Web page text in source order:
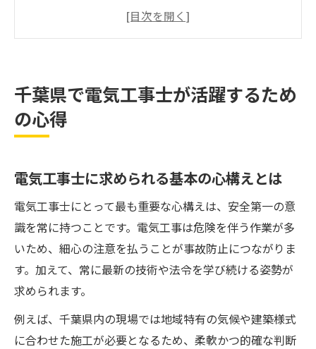
電気工事士として地域貢献を実感する方法
電気工事士が転職で重視すべきポイント
千葉県内でキャリアアップする転職戦略
年収アップを目指す電気工事士の転職術
電気工事士が転職で得る成長とやりがい
未経験から始める電気工事士の安定した道
未経験でも安心して始められる電気工事士
の道
電気工事士資格取得のための効果的な学習
法
見習いから成長する電気工事士の実践的ス
千葉県で電気工事士が活躍するため
の心得
電気工事士に求められる基本の心構えとは
電気工事士にとって最も重要な心構えは、安全第一の意
識を常に持つことです。電気工事は危険を伴う作業が多
いため、細心の注意を払うことが事故防止につながりま
す。加えて、常に最新の技術や法令を学び続ける姿勢が
求められます。
例えば、千葉県内の現場では地域特有の気候や建築様式
に合わせた施工が必要となるため、柔軟かつ的確な判断